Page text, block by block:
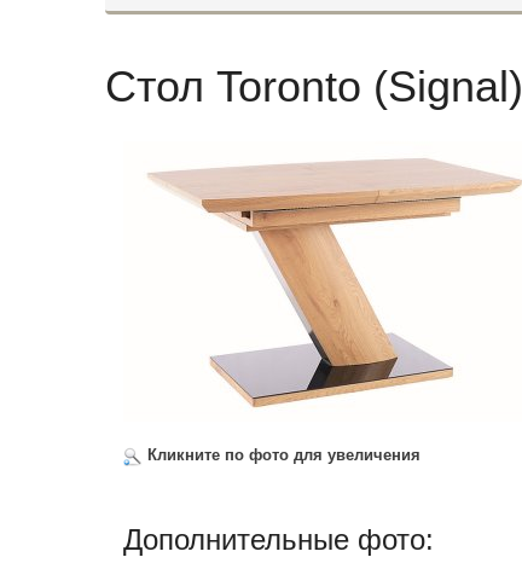
Стол Toronto (Signal)
Кликните по фото для увеличения
Дополнительные фото: